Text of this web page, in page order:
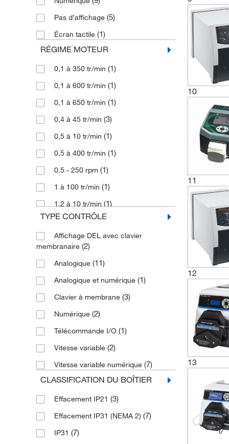
16 à 480 mL/min.(1)
(1)
3 mL/min à 2,5 L/min.
30 à 1080 mL/min.
4,0 à 4151 mL/min
Pas d’affichage (5)
Écran tactile (1)
RÉGIME MOTEUR
0,1 à 350 tr/min (1)
0,1 à 600 tr/min (1)
0,1 à 650 tr/min (1)
0,4 à 45 tr/min (3)
0,5 à 10 tr/min (1)
0,5 à 400 tr/min (1)
0.5 - 250 rpm (1)
1 à 100 tr/min (1)
1,2 à 10 tr/min (1)
10 à 550 tr/min(2)
110 tr/min max.(2)
50 à 300 tr/min(1)
TYPE CONTRÔLE
Affichage DEL avec clavier
membranaire (2)
Analogique (11)
Analogique et numérique (1)
Clavier à membrane (3)
Numérique (2)
Télécommande I/O (1)
Vitesse variable (2)
Vitesse variable numérique (7)
CLASSIFICATION DU BOÎTIER
Effacement IP21 (3)
Effacement IP31 (NEMA 2) (7)
IP31 (7)
10
11
12
13